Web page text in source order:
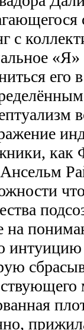
с
«Я»
его
как
на
интуицию